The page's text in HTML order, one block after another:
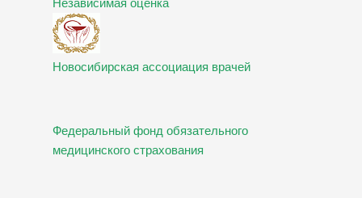
Независимая оценка
Новосибирская ассоциация врачей
Федеральный фонд обязательного
медицинского страхования